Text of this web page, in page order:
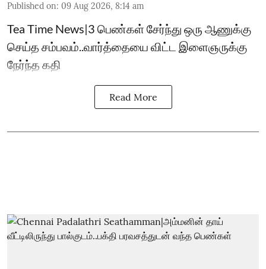
Published on: 09 Aug 2026, 8:14 am
Tea Time News|3 பெண்கள் சேர்ந்து ஒரு ஆணுக்கு
செய்த சம்பவம்..வார்த்தையை விட்ட இளைஞருக்கு
நேர்ந்த கதி
Read More